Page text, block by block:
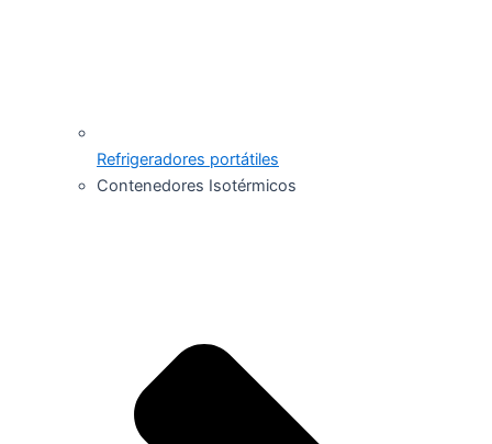
Refrigeradores portátiles
Contenedores Isotérmicos